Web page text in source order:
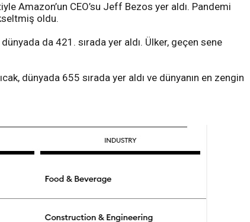
Amazon’un CEO’su Jeff Bezos yer aldı. Pandemi
oldu.
da 421. sırada yer aldı. Ülker, geçen sene
dünyada 655 sırada yer aldı ve dünyanın en zengin